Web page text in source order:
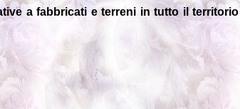
a fabbricati e terreni in tutto il